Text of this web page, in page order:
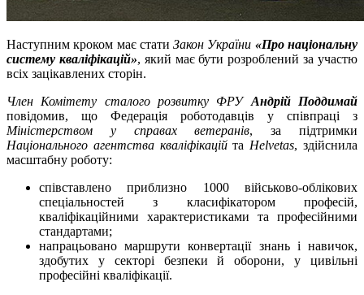
Наступним кроком має статиЗакон України «Про національну
систему кваліфікацій», який має бути розроблений за участю
всіх зацікавлених сторін.
Член Комітету сталого розвитку ФРУ Андрій Поддимай
повідомив, що Федерація роботодавців у співпраці з
Міністерством у справах ветеранів, за підтримки
Національного агентства кваліфікаційта Helvetas, здійснила
масштабну роботу:
співставлено приблизно 1000 військово-облікових
спеціальностей з класифікатором професій,
кваліфікаційними характеристиками та професійними
стандартами;
напрацьовано маршрути конвертації знань і навичок,
здобутих у секторі безпеки й оборони, у цивільні
професійні кваліфікації.